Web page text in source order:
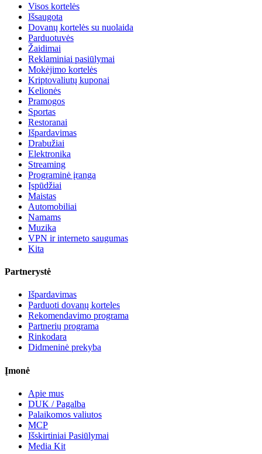
Visos kortelės
Išsaugota
Dovanų kortelės su nuolaida
Parduotuvės
Žaidimai
Reklaminiai pasiūlymai
Mokėjimo kortelės
Kriptovaliutų kuponai
Kelionės
Pramogos
Sportas
Restoranai
Išpardavimas
Drabužiai
Elektronika
Streaming
Programinė įranga
Įspūdžiai
Maistas
Automobiliai
Namams
Muzika
VPN ir interneto saugumas
Kita
Partnerystė
Išpardavimas
Parduoti dovanų korteles
Rekomendavimo programa
Partnerių programa
Rinkodara
Didmeninė prekyba
Įmonė
Apie mus
DUK / Pagalba
Palaikomos valiutos
MCP
Išskirtiniai Pasiūlymai
Media Kit